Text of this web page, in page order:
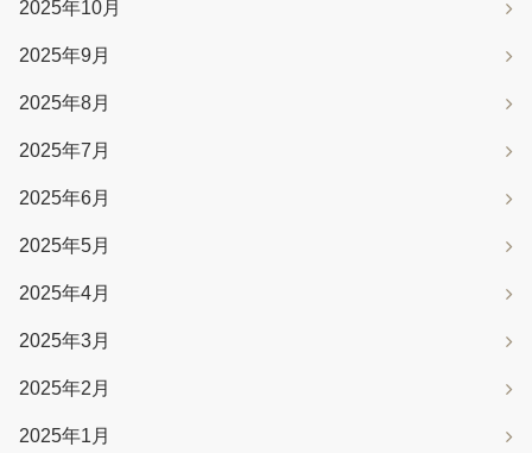
2025年10月
2025年9月
2025年8月
2025年7月
2025年6月
2025年5月
2025年4月
2025年3月
2025年2月
2025年1月